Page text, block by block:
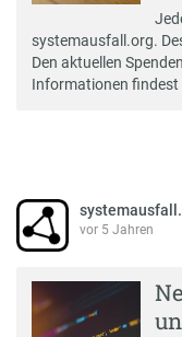
systemausfall.org.
Den aktuellen
Informationen findest
vor 5 Jahren